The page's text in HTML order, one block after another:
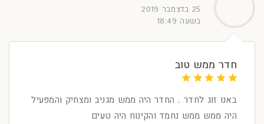
25 בדצמבר 2019
בשעה 18:49
חדר ממש טוב
באנו זוג לחדר . החדר היה ממש מגניב ומצחיק והמפעיל
היה ממש ממש נחמד והקינוח היה טעים